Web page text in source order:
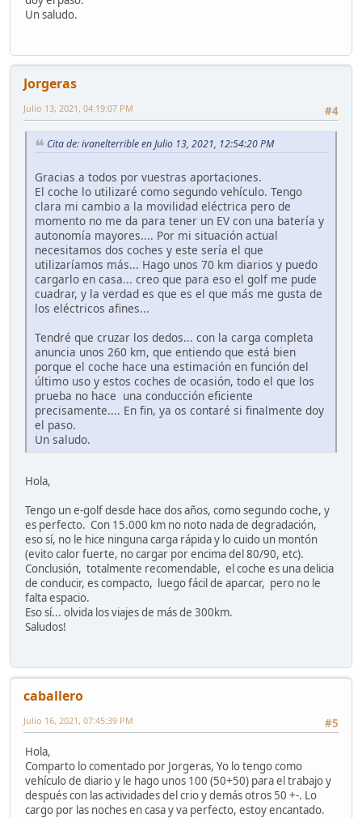
Un saludo.
Jorgeras
#4
Julio 13, 2021, 04:19:07 PM
Cita de: ivanelterrible en Julio 13, 2021, 12:54:20 PM
Gracias a todos por vuestras aportaciones.
El coche lo utilizaré como segundo vehículo. Tengo
clara mi cambio a la movilidad eléctrica pero de
momento no me da para tener un EV con una batería y
autonomía mayores.... Por mi situación actual
necesitamos dos coches y este sería el que
utilizaríamos más... Hago unos 70 km diarios y puedo
cargarlo en casa... creo que para eso el golf me pude
cuadrar, y la verdad es que es el que más me gusta de
los eléctricos afines...
Tendré que cruzar los dedos... con la carga completa
anuncia unos 260 km, que entiendo que está bien
porque el coche hace una estimación en función del
último uso y estos coches de ocasión, todo el que los
prueba no hace una conducción eficiente
precisamente.... En fin, ya os contaré si finalmente doy
el paso.
Un saludo.
Hola,
Tengo un e-golf desde hace dos años, como segundo coche, y
es perfecto. Con 15.000 km no noto nada de degradación,
eso sí, no le hice ninguna carga rápida y lo cuido un montón
(evito calor fuerte, no cargar por encima del 80/90, etc).
Conclusión, totalmente recomendable, el coche es una delicia
de conducir, es compacto, luego fácil de aparcar, pero no le
falta espacio.
Eso sí... olvida los viajes de más de 300km.
Saludos!
caballero
#5
Julio 16, 2021, 07:45:39 PM
Hola,
Comparto lo comentado por Jorgeras, Yo lo tengo como
vehículo de diario y le hago unos 100 (50+50) para el trabajo y
después con las actividades del crio y demás otros 50 +-. Lo
cargo por las noches en casa y va perfecto, estoy encantado.